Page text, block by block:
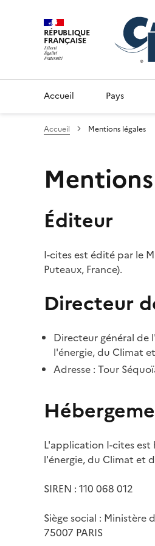
RÉPUBLIQUE
FRANÇAISE
Accueil Pays
Accueil Mentions légales
Éditeur
I-cites est édité par le
Puteaux, France).
Directeur
Directeur général de
l'énergie, du Climat
Adresse : Tour
L'application I-cites
l'énergie, du Climat et
SIREN : 110 068 012
Siège social :
75007 PARIS